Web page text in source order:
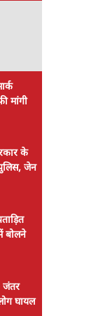
मांगी
के
जेन
बोलने
जंतर
घायल